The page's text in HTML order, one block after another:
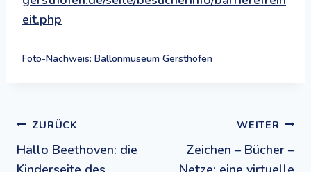
eit.php
Foto-Nachweis: Ballonmuseum Gersthofen
Beitragsnavigation
ZURÜCK
Hallo Beethoven: die
WEITER
Zeichen – Bücher –